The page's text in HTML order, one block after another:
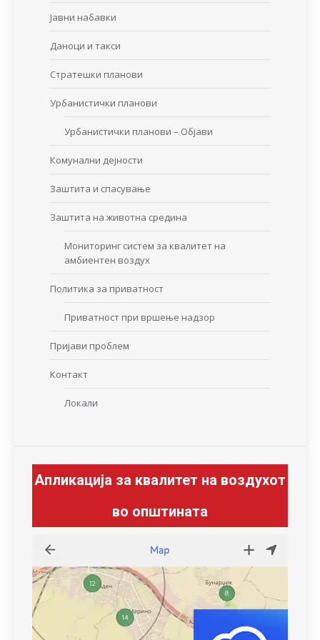
Јавни набавки
Даноци и такси
Стратешки планови
Урбанистички планови
Урбанистички планови – Објави
Комунални дејности
Заштита и спасување
Заштита на животна средина
Мониторинг систем за квалитет на
амбиентен воздух
Политика за приватност
Приватност при вршење надзор
Пријави проблем
Контакт
Локали
Апликација за квалитет на воздухот
во општината